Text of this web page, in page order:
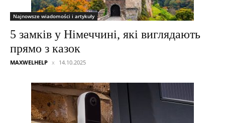
Najnowsze wiadomości i artykuły
5 замків у Німеччині, які виглядають
прямо з казок
MAXWELHELP 14.10.2025